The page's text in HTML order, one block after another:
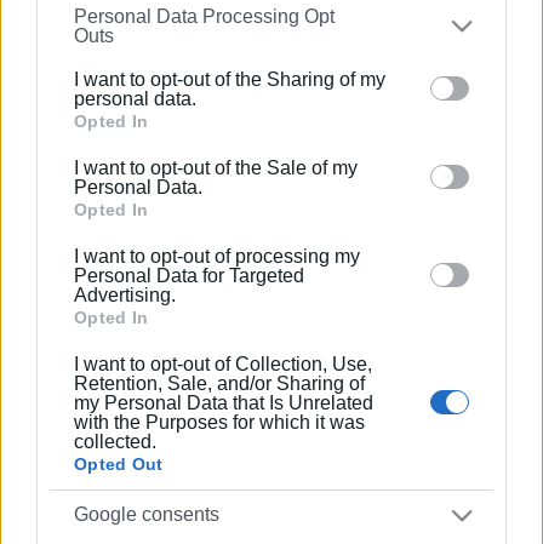
on theIAB’s List of Downstream Participants
that may
further disclose it to other third parties.
Please note that this website/app uses one or more
Google services and may gather and store information
behaviour. You may click to grant or deny consent to
Google and its third-party tags to use your data for
section.
Personal Data Processing Opt
Outs
I want to opt-out of the Sharing of my
personal data.
Opted In
I want to opt-out of the Sale of my
Personal Data.
Opted In
I want to opt-out of processing my
Personal Data for Targeted
Advertising.
Opted In
I want to opt-out of Collection, Use,
Retention, Sale, and/or Sharing of
my Personal Data that Is Unrelated
with the Purposes for which it was
collected.
Opted Out
Google consents
Ευτυχώς, το συμβάν έλαβε χώρα κατά τη διάρκεια του
Σαββατοκύριακου, με αποτέλεσμα να μην υπάρξουν
τραυματισμοί, ενώ με την έναρξη του σχολικού ωραρίου
οι εκπαιδευτικοί απαγόρευσαν άμεσα την είσοδο των
μαθητών στις επηρεαζόμενες αίθουσες για λόγους
ασφαλείας.
Σύμφωνα με σχετική ανάρτηση του προέδρου του
Συλλόγου Εκπαιδευτικών Πρωτοβάθμιας Εκπαίδευσης
(ΣΕΠΕ) Κέρκυρας, Αντώνη Κουρσάρη, στα μέσα
κοινωνικής δικτύωσης, η διεύθυνση και ο σύλλογος
διδασκόντων είχαν ενημερώσει εγγράφως τις αρμόδιες
υπηρεσίες του Δήμου Κεντρικής Κέρκυρας εδώ και έναν
χρόνο για το σοβαρό πρόβλημα εισροής υδάτων στη
στέγη.